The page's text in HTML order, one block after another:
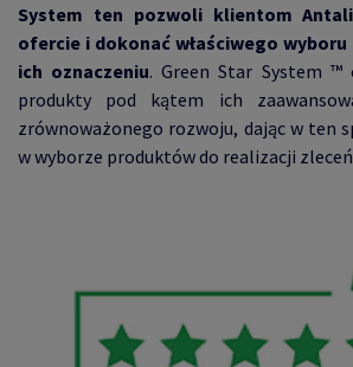
System ten pozwoli klientom
ofercie i dokonać właściwego
ich oznaczeniu. Green Star System ™
produkty pod kątem ich
zrównoważonego rozwoju, dając w ten
w wyborze produktów do realizacji